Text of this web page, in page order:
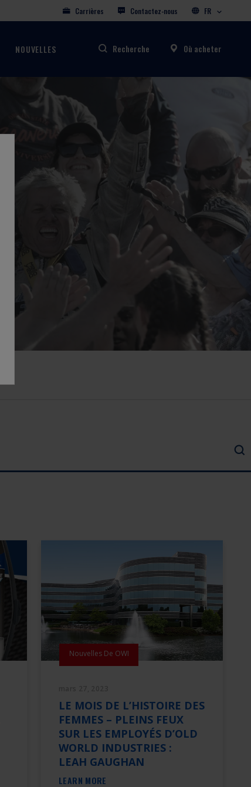
Carrières Contactez-nous FR
NOUVELLES Recherche Où acheter
Nouvelles De OWI
LE MOIS DE L’HISTOIRE DES
FEMMES – PLEINS FEUX
SUR LES EMPLOYÉS D’OLD
WORLD INDUSTRIES :
LEAH GAUGHAN
LEARN MORE